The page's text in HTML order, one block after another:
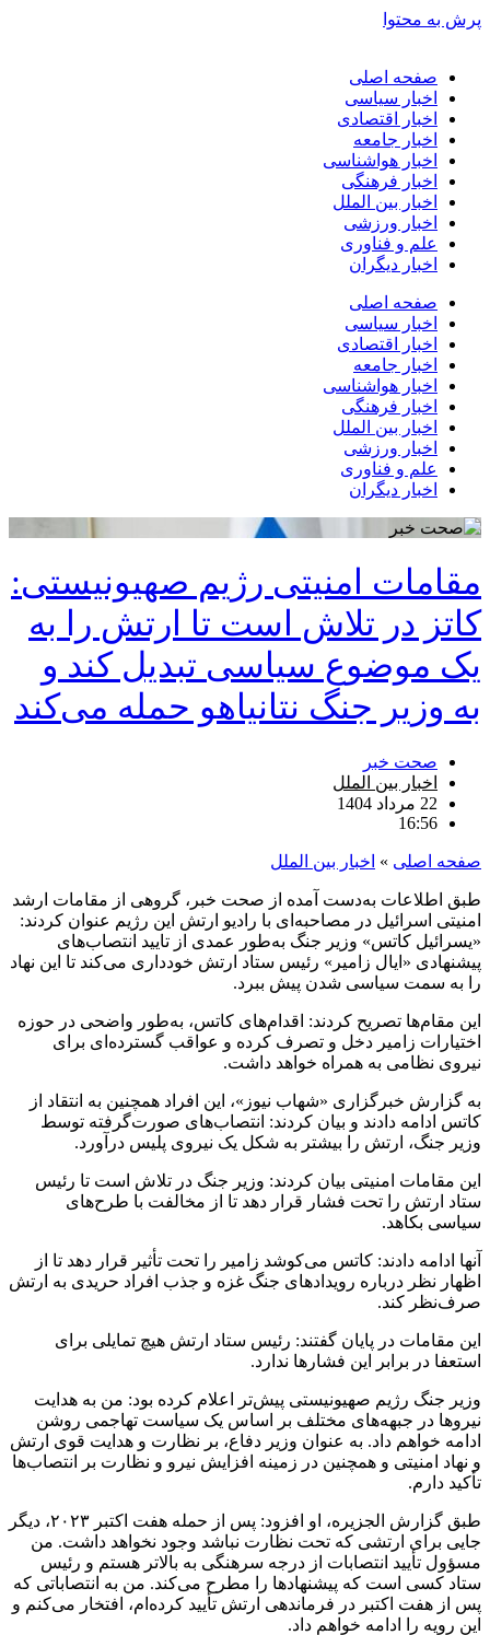
پرش به محتوا
صفحه اصلی
اخبار سیاسی
اخبار اقتصادی
اخبار جامعه
اخبار هواشناسی
اخبار فرهنگی
اخبار بین الملل
اخبار ورزشی
علم و فناوری
اخبار دیگران
صفحه اصلی
اخبار سیاسی
اخبار اقتصادی
اخبار جامعه
اخبار هواشناسی
اخبار فرهنگی
اخبار بین الملل
اخبار ورزشی
علم و فناوری
اخبار دیگران
مقامات امنیتی رژیم صهیونیستی:
کاتز در تلاش است تا ارتش را به
یک موضوع سیاسی تبدیل کند و
به وزیر جنگ نتانیاهو حمله می‌کند
صحت خبر
اخبار بین الملل
22 مرداد 1404
16:56
صفحه اصلی » اخبار بین الملل
طبق اطلاعات به‌دست آمده از صحت خبر، گروهی از مقامات ارشد
امنیتی اسرائیل در مصاحبه‌ای با رادیو ارتش این رژیم عنوان کردند:
«یسرائیل کاتس» وزیر جنگ به‌طور عمدی از تایید انتصاب‌های
پیشنهادی «ایال زامیر» رئیس ستاد ارتش خودداری می‌کند تا این نهاد
را به سمت سیاسی شدن پیش ببرد.
این مقام‌ها تصریح کردند: اقدام‌های کاتس، به‌طور واضحی در حوزه
اختیارات زامیر دخل و تصرف کرده و عواقب گسترده‌ای برای
نیروی نظامی به همراه خواهد داشت.
به گزارش خبرگزاری «شهاب نیوز»، این افراد همچنین به انتقاد از
کاتس ادامه دادند و بیان کردند: انتصاب‌های صورت‌گرفته توسط
وزیر جنگ، ارتش را بیشتر به شکل یک نیروی پلیس درآورد.
این مقامات امنیتی بیان کردند: وزیر جنگ در تلاش است تا رئیس
ستاد ارتش را تحت فشار قرار دهد تا از مخالفت با طرح‌های
سیاسی بکاهد.
آنها ادامه دادند: کاتس می‌کوشد زامیر را تحت تأثیر قرار دهد تا از
اظهار نظر درباره رویدادهای جنگ غزه و جذب افراد حریدی به ارتش
صرف‌نظر کند.
این مقامات در پایان گفتند: رئیس ستاد ارتش هیچ تمایلی برای
استعفا در برابر این فشارها ندارد.
وزیر جنگ رژیم صهیونیستی پیش‌تر اعلام کرده بود: من به هدایت
نیروها در جبهه‌های مختلف بر اساس یک سیاست تهاجمی روشن
ادامه خواهم داد. به عنوان وزیر دفاع، بر نظارت و هدایت قوی ارتش
و نهاد امنیتی و همچنین در زمینه افزایش نیرو و نظارت بر انتصاب‌ها
تأکید دارم.
طبق گزارش الجزیره، او افزود: پس از حمله هفت اکتبر ۲۰۲۳، دیگر
جایی برای ارتشی که تحت نظارت نباشد وجود نخواهد داشت. من
مسؤول تأیید انتصابات از درجه سرهنگی به بالاتر هستم و رئیس
ستاد کسی است که پیشنهادها را مطرح می‌کند. من به انتصاباتی که
پس از هفت اکتبر در فرماندهی ارتش تأیید کرده‌ام، افتخار می‌کنم و
این رویه را ادامه خواهم داد.